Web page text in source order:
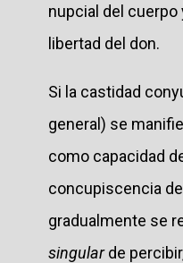
nupcial del cuerpo
libertad del don.
Si la castidad
general) se
como capacidad
concupiscencia
gradualmente se
singularde